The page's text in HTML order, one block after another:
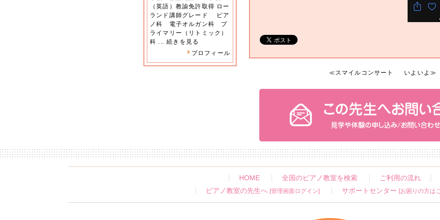
（英語）教諭免許取得 ロー
ランド講師グレード ピア
ノ科 電子オルガン科 プ
ライマリー（リトミック）
科 ...続きを見る
プロフィール
≪スマイルコンサート いよいよ≫
HOME 全国のピアノ教室を検索
ご利用の流れ
ピアノ教室の先生へ [管理画面ログイン] サポートセンター [お困りの方は